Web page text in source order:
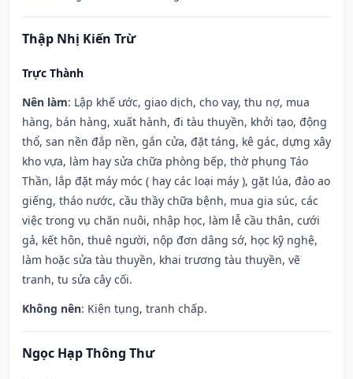
Thập Nhị Kiến Trừ
Trực Thành
Nên làm: Lập khế ước, giao dịch, cho vay, thu nợ, mua
hàng, bán hàng, xuất hành, đi tàu thuyền, khởi tạo, động
thổ, san nền đắp nền, gắn cửa, đặt táng, kê gác, dựng xây
kho vựa, làm hay sửa chữa phòng bếp, thờ phụng Táo
Thần, lắp đặt máy móc ( hay các loại máy ), gặt lúa, đào ao
giếng, tháo nước, cầu thầy chữa bệnh, mua gia súc, các
việc trong vụ chăn nuôi, nhập học, làm lễ cầu thân, cưới
gả, kết hôn, thuê người, nộp đơn dâng sớ, học kỹ nghệ,
làm hoặc sửa tàu thuyền, khai trương tàu thuyền, vẽ
tranh, tu sửa cây cối.
Không nên: Kiện tụng, tranh chấp.
Ngọc Hạp Thông Thư